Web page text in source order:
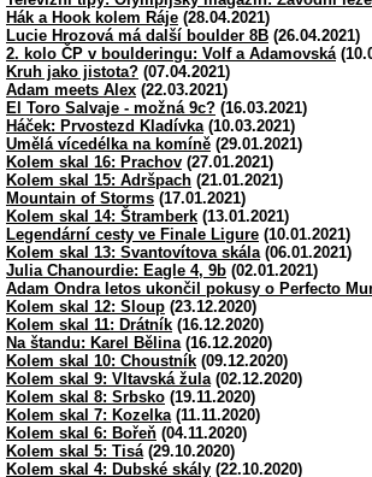
Hák a Hook kolem Ráje (28.04.2021)
Lucie Hrozová má další boulder 8B (26.04.2021)
2. kolo ČP v boulderingu: Volf a Adamovská
Kruh jako jistota? (07.04.2021)
Adam meets Alex (22.03.2021)
El Toro Salvaje - možná 9c? (16.03.2021)
Háček: Prvostezd Kladívka (10.03.2021)
Umělá vícedélka na komíně (29.01.2021)
Kolem skal 16: Prachov (27.01.2021)
Kolem skal 15: Adršpach (21.01.2021)
Mountain of Storms (17.01.2021)
Kolem skal 14: Štramberk (13.01.2021)
Legendární cesty ve Finale Ligure (10.01.2021)
Kolem skal 13: Svantovítova skála (06.01.2021)
Julia Chanourdie: Eagle 4, 9b (02.01.2021)
Adam Ondra letos ukončil pokusy o Perfecto
Kolem skal 12: Sloup (23.12.2020)
Kolem skal 11: Drátník (16.12.2020)
Na štandu: Karel Bělina (16.12.2020)
Kolem skal 10: Choustník (09.12.2020)
Kolem skal 9: Vltavská žula (02.12.2020)
Kolem skal 8: Srbsko (19.11.2020)
Kolem skal 7: Kozelka (11.11.2020)
Kolem skal 6: Bořeň (04.11.2020)
Kolem skal 5: Tisá (29.10.2020)
Kolem skal 4: Dubské skály (22.10.2020)